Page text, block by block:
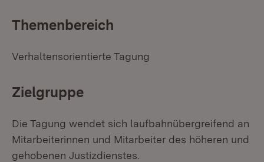
Themenbereich
Verhaltensorientierte Tagung
Zielgruppe
Die Tagung wendet sich laufbahnübergreifend an
Mitarbeiterinnen und Mitarbeiter des höheren und
gehobenen Justizdienstes.